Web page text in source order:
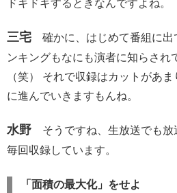
ドキドキするときなんですよね。
三宅 確かに、はじめて番組に出
ンキングもなにも演者に知らされ
（笑） それで収録はカットがあ
に進んでいきますもんね。
水野 そうですね、生放送でも放
毎回収録しています。
「面積の最大化」をせよ